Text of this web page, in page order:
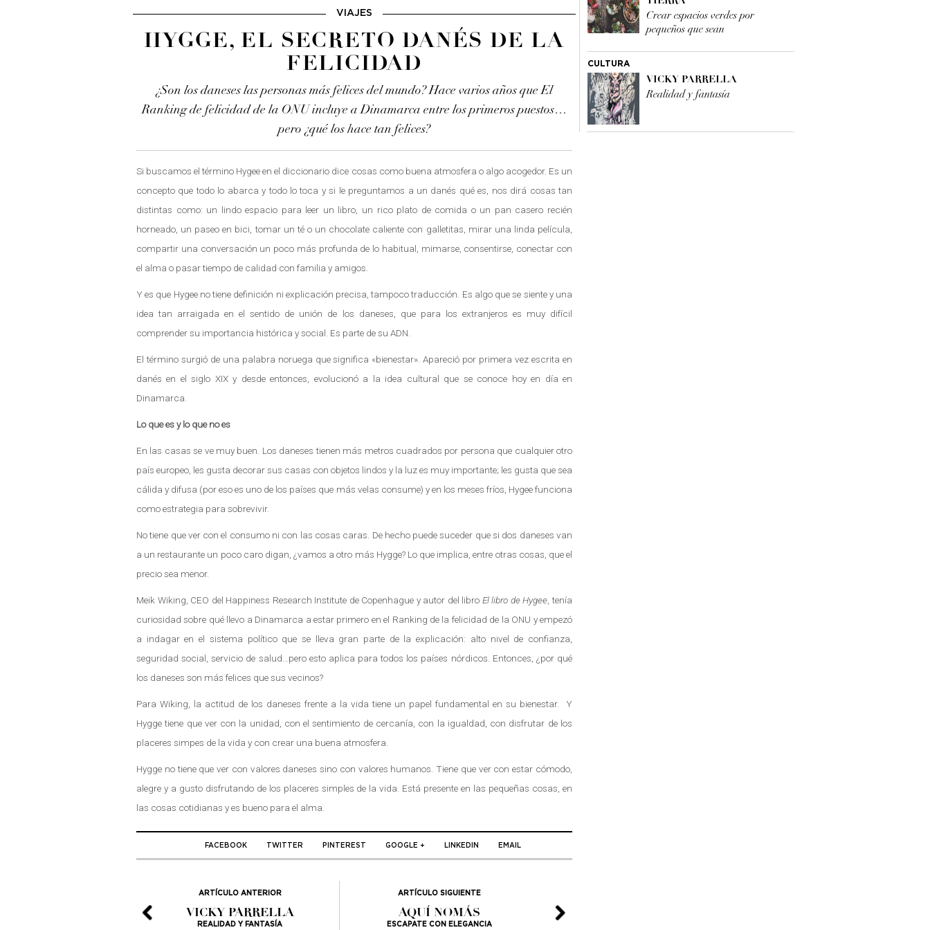
VIAJES
HYGGE, EL SECRETO DANÉS DE LA
FELICIDAD
¿Son los daneses las personas más felices del mundo? Hace varios años que El
Ranking de felicidad de la ONU incluye a Dinamarca entre los primeros puestos…
pero ¿qué los hace tan felices?
Si buscamos el término Hygee en el diccionario dice cosas como buena atmosfera o algo acogedor. Es un
concepto que todo lo abarca y todo lo toca y si le preguntamos a un danés qué es, nos dirá cosas tan
distintas como: un lindo espacio para leer un libro, un rico plato de comida o un pan casero recién
horneado, un paseo en bici, tomar un té o un chocolate caliente con galletitas, mirar una linda película,
compartir una conversación un poco más profunda de lo habitual, mimarse, consentirse, conectar con
el alma o pasar tiempo de calidad con familia y amigos.
Y es que Hygee no tiene definición ni explicación precisa, tampoco traducción. Es algo que se siente y una
idea tan arraigada en el sentido de unión de los daneses, que para los extranjeros es muy difícil
comprender su importancia histórica y social. Es parte de su ADN.
El término surgió de una palabra noruega que significa «bienestar». Apareció por primera vez escrita en
danés en el siglo XIX y desde entonces, evolucionó a la idea cultural que se conoce hoy en día en
Dinamarca.
Lo que es y lo que no es
En las casas se ve muy buen. Los daneses tienen más metros cuadrados por persona que cualquier otro
país europeo, les gusta decorar sus casas con objetos lindos y la luz es muy importante; les gusta que sea
cálida y difusa (por eso es uno de los países que más velas consume) y en los meses fríos, Hygee funciona
como estrategia para sobrevivir.
No tiene que ver con el consumo ni con las cosas caras. De hecho puede suceder que si dos daneses van
a un restaurante un poco caro digan, ¿vamos a otro más Hygge? Lo que implica, entre otras cosas, que el
precio sea menor.
Meik Wiking, CEO del Happiness Research Institute de Copenhague y autor del libro El libro de Hygee, tenía
curiosidad sobre qué llevo a Dinamarca a estar primero en el Ranking de la felicidad de la ONU y empezó
a indagar en el sistema político que se lleva gran parte de la explicación: alto nivel de confianza,
seguridad social, servicio de salud…pero esto aplica para todos los países nórdicos. Entonces, ¿por qué
los daneses son más felices que sus vecinos?
Para Wiking, la actitud de los daneses frente a la vida tiene un papel fundamental en su bienestar. Y
Hygge tiene que ver con la unidad, con el sentimiento de cercanía, con la igualdad, con disfrutar de los
placeres simpes de la vida y con crear una buena atmosfera.
Hygge no tiene que ver con valores daneses sino con valores humanos. Tiene que ver con estar cómodo,
alegre y a gusto disfrutando de los placeres simples de la vida. Está presente en las pequeñas cosas, en
las cosas cotidianas y es bueno para el alma.
FACEBOOK TWITTER PINTEREST GOOGLE + LINKEDIN EMAIL
ARTÍCULO ANTERIOR
VICKY PARRELLA
REALIDAD Y FANTASÍA
ARTÍCULO SIGUIENTE
AQUÍ NOMÁS
ESCAPATE CON ELEGANCIA
Crear espacios verdes por
pequeños que sean
CULTURA
VICKY PARRELLA
Realidad y fantasía